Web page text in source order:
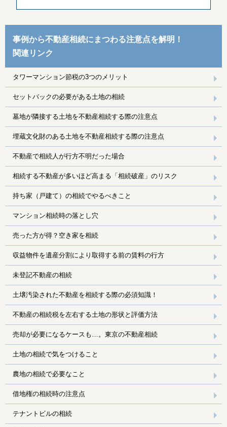
事例から不動産相続にまつわる注意点を解明！
関連リンク
タワーマンション節税の3つのメリット
セットバックの必要がある土地の相続
墓地が隣接する土地を不動産相続する際の注意点
埋蔵文化財のある土地を不動産相続する際の注意点
不動産で相続人が行方不明だった場合
相続する不動産が多いほど高まる「相続破産」のリスク
持ち家（戸建て）の相続でやるべきこと
マンション相続時の落とし穴
売った方が得？空き家を相続
収益物件を遺産分割により取得する前の賃料の行方
未登記不動産の相続
土壌汚染された不動産を相続する際の必須知識！
不動産の相続税を左右する土地の形状と評価方法
売却が必要になるケースも…。東京の不動産相続
土地の相続で気をつけること
農地の相続で必要なこと
借地権の相続時の注意点
テナントビルの相続